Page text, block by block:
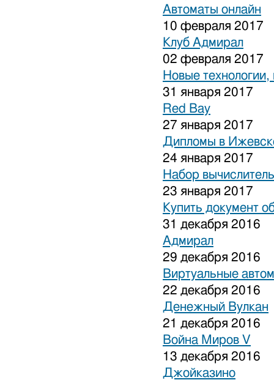
Автоматы онлайн
10 февраля 2017
Клуб Адмирал
02 февраля 2017
Новые
31 января 2017
Red Bay
27 января 2017
Дипломы в
24 января 2017
Набор
23 января 2017
Купить документ
31 декабря 2016
Адмирал
29 декабря 2016
Виртуальные
22 декабря 2016
Денежный Вулкан
21 декабря 2016
Война Миров V
13 декабря 2016
Джойказино